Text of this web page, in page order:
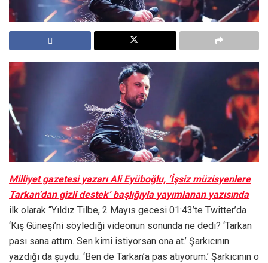
Milliyet gazetesi yazarı Ali Eyüboğlu, ‘İşsiz müzisyenlere
Tarkan’dan gizli destek’ başlığıyla yayımlanan yazısında
ilk olarak “Yıldız Tilbe, 2 Mayıs gecesi 01:43’te Twitter’da
‘Kış Güneşi’ni söylediği videonun sonunda ne dedi? ‘Tarkan
pası sana attım. Sen kimi istiyorsan ona at.’ Şarkıcının
yazdığı da şuydu: ‘Ben de Tarkan’a pas atıyorum.’ Şarkıcının o